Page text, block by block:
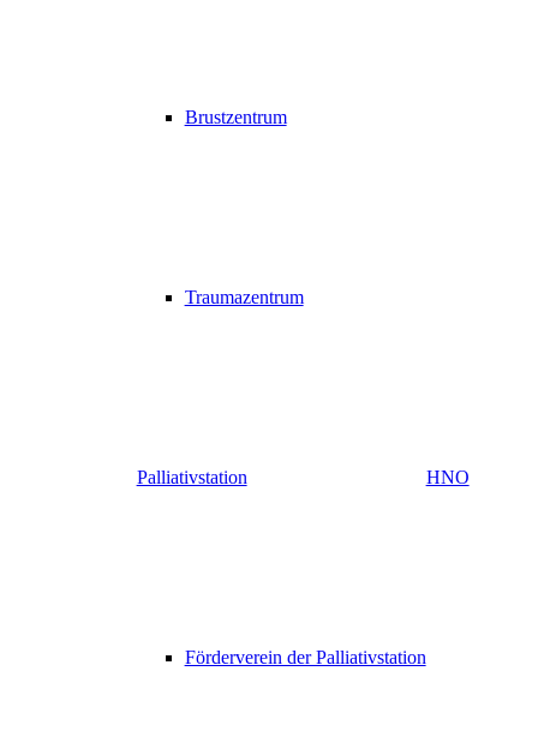
Brustzentrum
Traumazentrum
Palliativstation
Förderverein der Palliativstation
HNO